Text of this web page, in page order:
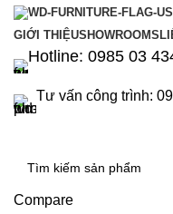
GIỚI THIỆUSHOWROOMS
Hotline: 0985 03
Tư vấn công trình:
Compare